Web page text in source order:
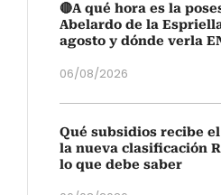
🔴A qué hora es la
Abelardo de la
agosto y dónde verla
06/08/2026
Qué subsidios recibe
la nueva clasificación
lo que debe saber